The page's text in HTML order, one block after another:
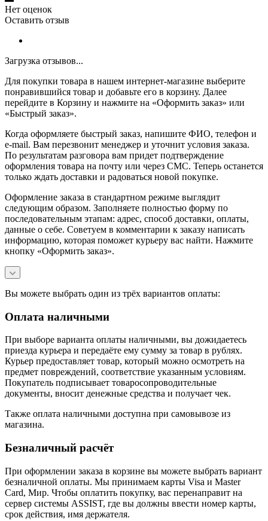
Нет оценок
Оставить отзыв
Загрузка отзывов...
Для покупки товара в нашем интернет-магазине выберите
понравившийся товар и добавьте его в корзину. Далее
перейдите в Корзину и нажмите на «Оформить заказ» или
«Быстрый заказ».
Когда оформляете быстрый заказ, напишите ФИО, телефон и
e-mail. Вам перезвонит менеджер и уточнит условия заказа.
По результатам разговора вам придет подтверждение
оформления товара на почту или через СМС. Теперь останется
только ждать доставки и радоваться новой покупке.
Оформление заказа в стандартном режиме выглядит
следующим образом. Заполняете полностью форму по
последовательным этапам: адрес, способ доставки, оплаты,
данные о себе. Советуем в комментарии к заказу написать
информацию, которая поможет курьеру вас найти. Нажмите
кнопку «Оформить заказ».
Вы можете выбрать один из трёх вариантов оплаты:
Оплата наличными
При выборе варианта оплаты наличными, вы дожидаетесь
приезда курьера и передаёте ему сумму за товар в рублях.
Курьер предоставляет товар, который можно осмотреть на
предмет повреждений, соответствие указанным условиям.
Покупатель подписывает товаросопроводительные
документы, вносит денежные средства и получает чек.
Также оплата наличными доступна при самовывозе из
магазина.
Безналичный расчёт
При оформлении заказа в корзине вы можете выбрать вариант
безналичной оплаты. Мы принимаем карты Visa и Master
Card, Мир. Чтобы оплатить покупку, вас перенаправит на
сервер системы ASSIST, где вы должны ввести номер карты,
срок действия, имя держателя.